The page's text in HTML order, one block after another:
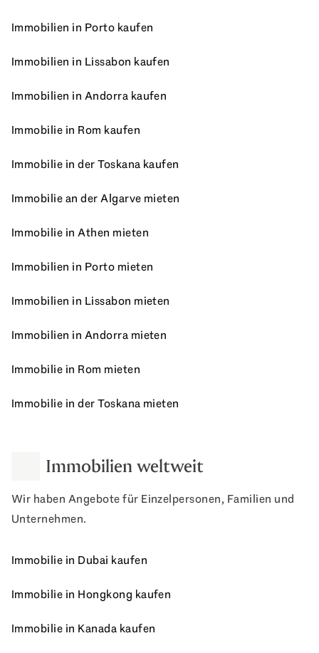
Immobilien in Porto kaufen
Immobilien in Lissabon kaufen
Immobilien in Andorra kaufen
Immobilie in Rom kaufen
Immobilie in der Toskana kaufen
Immobilie an der Algarve mieten
Immobilie in Athen mieten
Immobilien in Porto mieten
Immobilien in Lissabon mieten
Immobilien in Andorra mieten
Immobilie in Rom mieten
Immobilie in der Toskana mieten
Immobilien weltweit
Wir haben Angebote für Einzelpersonen, Familien und
Unternehmen.
Immobilie in Dubai kaufen
Immobilie in Hongkong kaufen
Immobilie in Kanada kaufen